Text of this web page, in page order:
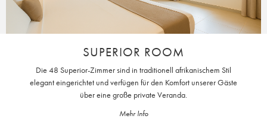
SUPERIOR ROOM
Die 48 Superior-Zimmer sind in traditionell afrikanischem Stil
elegant eingerichtet und verfügen für den Komfort unserer Gäste
über eine große private Veranda.
Mehr Info